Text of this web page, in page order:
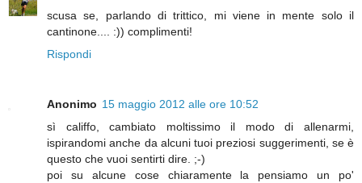
scusa se, parlando di trittico, mi viene in mente solo il
cantinone.... :)) complimenti!
Rispondi
Anonimo 15 maggio 2012 alle ore 10:52
sì califfo, cambiato moltissimo il modo di allenarmi,
ispirandomi anche da alcuni tuoi preziosi suggerimenti, se è
questo che vuoi sentirti dire. ;-)
poi su alcune cose chiaramente la pensiamo un po'